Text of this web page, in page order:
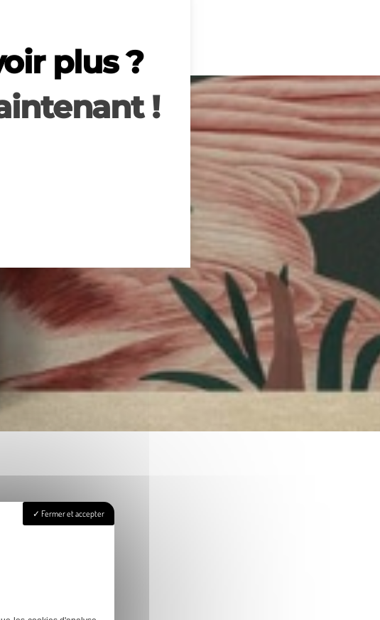
plus ?
!
Fermer et accepter